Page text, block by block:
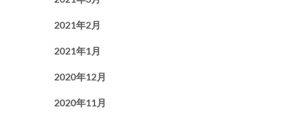
2021年2月
2021年1月
2020年12月
2020年11月